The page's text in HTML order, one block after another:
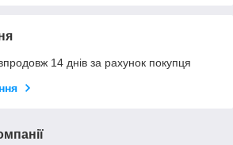
14 днів за рахунок покупця